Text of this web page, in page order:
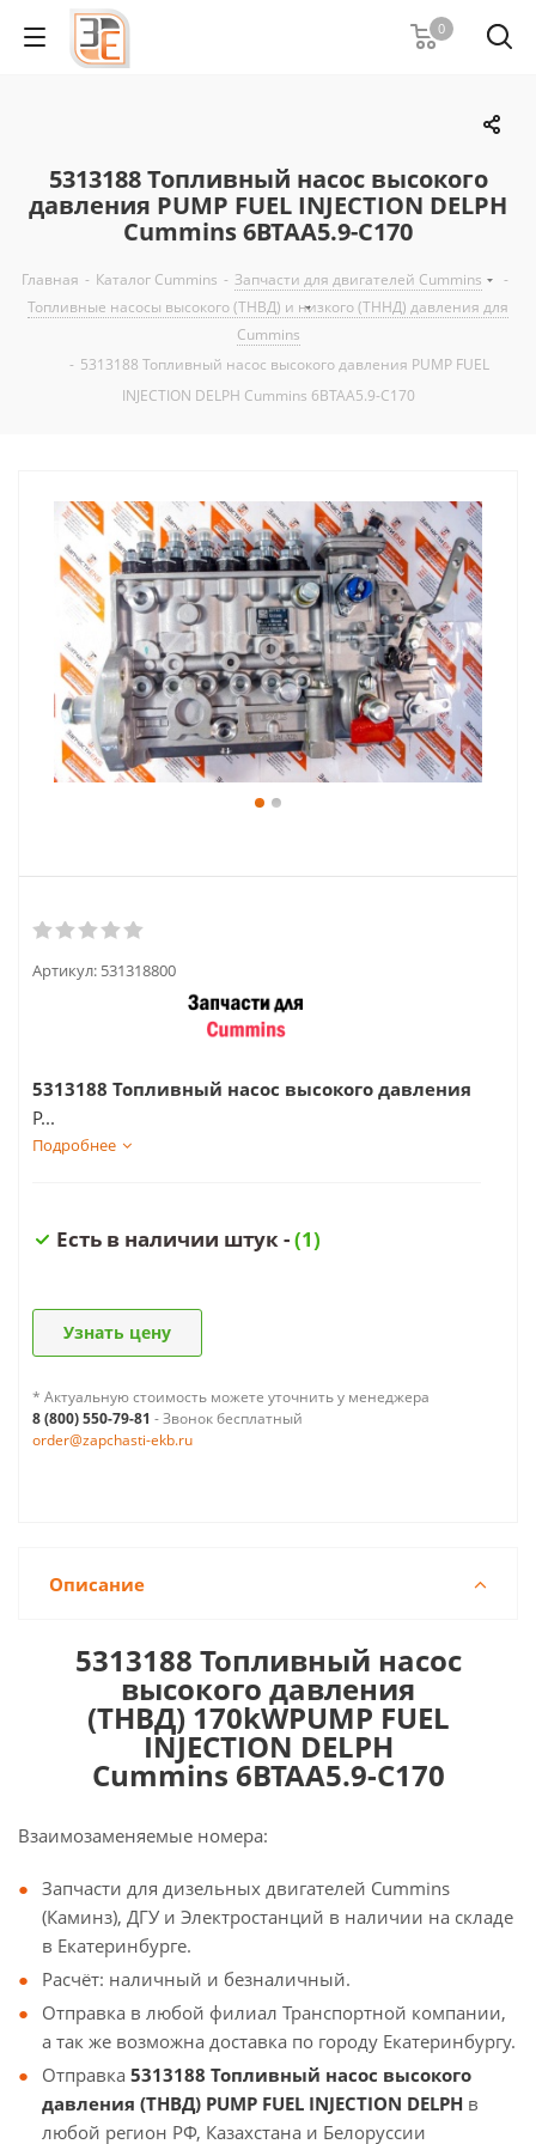
0
5313188 Топливный насос высокого
давления PUMP FUEL INJECTION DELPH
Cummins 6BTAA5.9-C170
Главная - Каталог Cummins - Запчасти для двигателей Cummins
-
Топливные насосы высокого (ТНВД) и низкого (ТННД) давления для
Cummins
- 5313188 Топливный насос высокого давления PUMP FUEL
INJECTION DELPH Cummins 6BTAA5.9-C170
Артикул: 531318800
5313188 Топливный насос высокого давления
P...
Подробнее
Есть в наличии штук -(1)
Узнать цену
* Актуальную стоимость можете уточнить у менеджера
8 (800) 550-79-81 - Звонок бесплатный
order@zapchasti-ekb.ru
Описание
5313188 Топливный насос
высокого давления
(ТНВД) 170kWPUMP FUEL
INJECTION DELPH
Cummins 6BTAA5.9-C170
Взаимозаменяемые номера:
Запчасти для дизельных двигателей Cummins
(Каминз), ДГУ и Электростанций в наличии на складе
в Екатеринбурге.
Расчёт: наличный и безналичный.
Отправка в любой филиал Транспортной компании,
а так же возможна доставка по городу Екатеринбургу.
Отправка 5313188 Топливный насос высокого
давления (ТНВД) PUMP FUEL INJECTION DELPH в
любой регион РФ, Казахстана и Белоруссии